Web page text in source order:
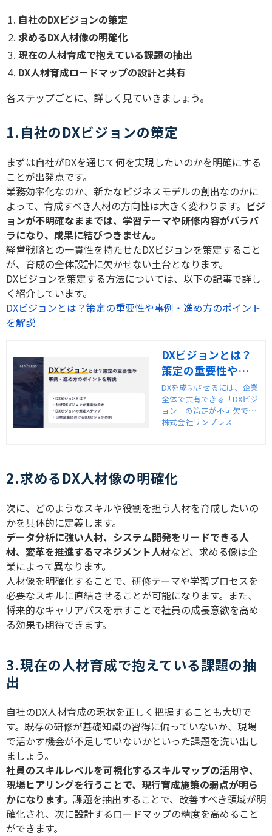
自社のDXビジョンの策定
求めるDX人材像の明確化
現在の人材育成で抱えている課題の抽出
DX人材育成ロードマップの設計と共有
各ステップごとに、詳しく見ていきましょう。
1.自社のDXビジョンの策定
まずは自社がDXを通じて何を実現したいのかを明確にする
ことが出発点です。
業務効率化なのか、新たなビジネスモデルの創出なのかに
よって、育成すべき人材の方向性は大きく変わります。 ビジ
ョンが不明確なままでは、学習テーマや研修内容がバラバ
ラになり、成果に結びつきません。
経営戦略との一貫性を持たせたDXビジョンを策定すること
が、育成の全体設計に欠かせない土台となります。
DXビジョンを策定する方法については、以下の記事で詳し
く紹介しています。
DXビジョンとは？策定の重要性や事例・進め方のポイント
を解説
DXビジョンとは？
策定の重要性や事
例・進め方のポイ
ントを解説
DXを成功させるには、企業
全体で共有できる「DXビジ
ョン」の策定が不可欠で
す。本記事では、DXビジョ
やすく解説します。
株式会社リンプレス
2.求めるDX人材像の明確化
次に、どのようなスキルや役割を担う人材を育成したいの
かを具体的に定義します。
データ分析に強い人材、システム開発をリードできる人
材、変革を推進するマネジメント人材など、求める像は企
業によって異なります。
人材像を明確化することで、研修テーマや学習プロセスを
必要なスキルに直結させることが可能になります。また、
将来的なキャリアパスを示すことで社員の成長意欲を高め
る効果も期待できます。
3.現在の人材育成で抱えている課題の抽
出
自社のDX人材育成の現状を正しく把握することも大切で
す。既存の研修が基礎知識の習得に偏っていないか、現場
で活かす機会が不足していないかといった課題を洗い出し
ましょう。
社員のスキルレベルを可視化するスキルマップの活用や、
現場ヒアリングを行うことで、現行育成施策の弱点が明ら
かになります。 課題を抽出することで、改善すべき領域が明
確化され、次に設計するロードマップの精度を高めること
ができます。